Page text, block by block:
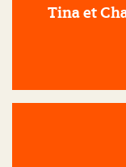
Tina et